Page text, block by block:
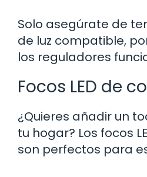
Solo asegúrate de
de luz compatible,
los reguladores
Focos LED de
¿Quieres añadir un
tu hogar? Los focos
son perfectos para